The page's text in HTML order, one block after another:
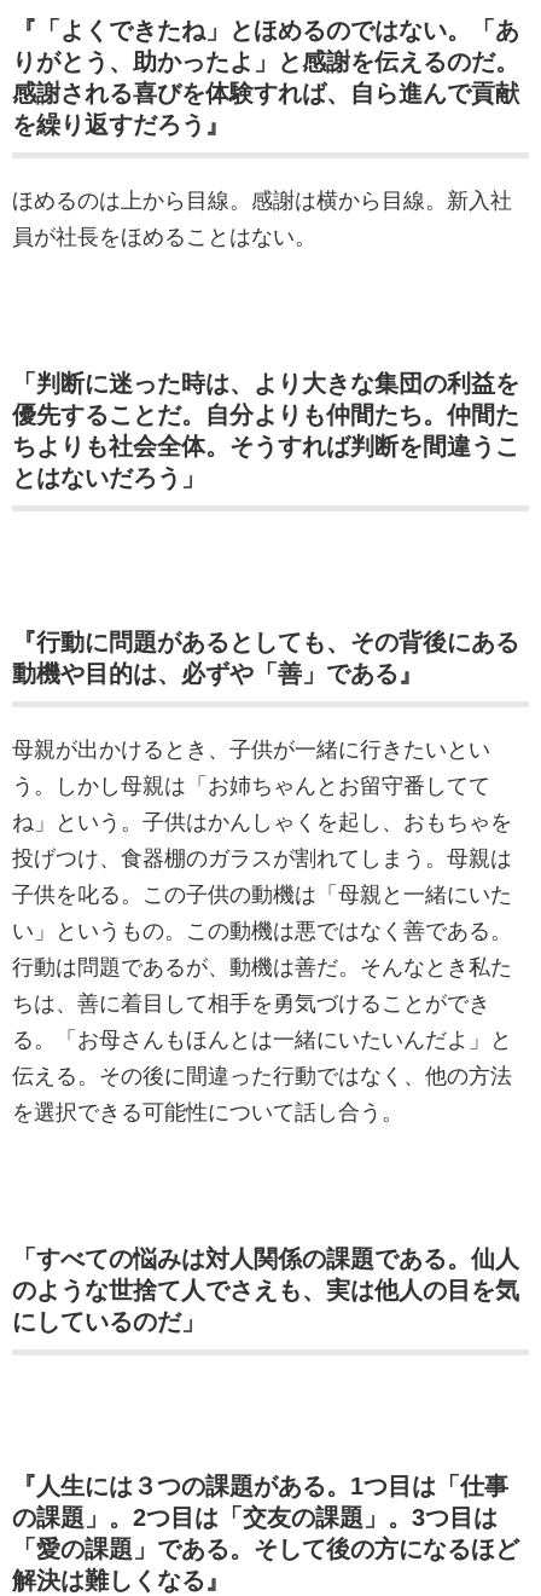
『「よくできたね」とほめるのではない。「あ
りがとう、助かったよ」と感謝を伝えるのだ。
感謝される喜びを体験すれば、自ら進んで貢献
を繰り返すだろう』
ほめるのは上から目線。感謝は横から目線。新入社
員が社長をほめることはない。
「判断に迷った時は、より大きな集団の利益を
優先することだ。自分よりも仲間たち。仲間た
ちよりも社会全体。そうすれば判断を間違うこ
とはないだろう」
『行動に問題があるとしても、その背後にある
動機や目的は、必ずや「善」である』
母親が出かけるとき、子供が一緒に行きたいとい
う。しかし母親は「お姉ちゃんとお留守番してて
ね」という。子供はかんしゃくを起し、おもちゃを
投げつけ、食器棚のガラスが割れてしまう。母親は
子供を叱る。この子供の動機は「母親と一緒にいた
い」というもの。この動機は悪ではなく善である。
行動は問題であるが、動機は善だ。そんなとき私た
ちは、善に着目して相手を勇気づけることができ
る。「お母さんもほんとは一緒にいたいんだよ」と
伝える。その後に間違った行動ではなく、他の方法
を選択できる可能性について話し合う。
「すべての悩みは対人関係の課題である。仙人
のような世捨て人でさえも、実は他人の目を気
にしているのだ」
『人生には３つの課題がある。1つ目は「仕事
の課題」。2つ目は「交友の課題」。3つ目は
「愛の課題」である。そして後の方になるほど
解決は難しくなる』